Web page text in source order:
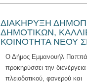
ΔΙΑΚΗΡΥΞΗ
ΔΗΜΟΤΙΚΩΝ,
ΚΟΙΝΟΤΗΤΑ ΝΕΟΥ
Ο Δήμος Εμμανουήλ Παππά
προκηρύσσει την διενέργεια
πλειοδοτικού, φανερού και